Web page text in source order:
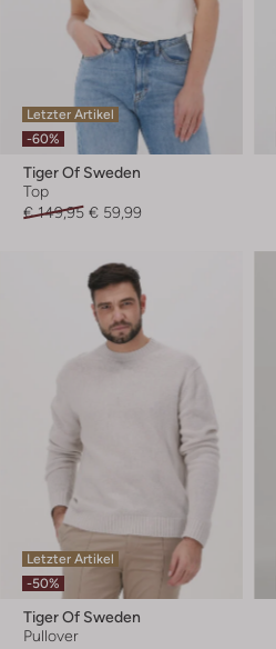
Letzter Artikel
-60%
Tiger Of Sweden
Top
€ 149,95 € 59,99
Letzter Artikel
-50%
Tiger Of Sweden
Pullover